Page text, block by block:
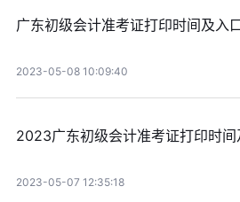
广东初级会计准考证打印时间及入
2023-05-08 10:09:40
2023广东初级会计准考证打印时间
2023-05-07 12:35:18